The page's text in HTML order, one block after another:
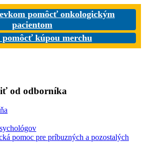
pomôcť onkologickým
pacientom
pomôcť kúpou merchu
od odborníka
pomoc pre príbuzných a pozostalých